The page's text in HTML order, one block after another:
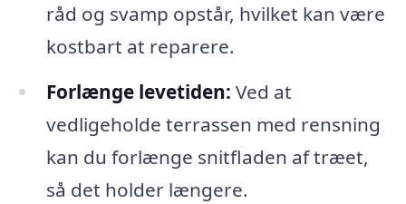
råd og svamp opstår, hvilket kan være
kostbart at reparere.
Forlænge levetiden: Ved at
vedligeholde terrassen med rensning
kan du forlænge snitfladen af træet,
så det holder længere.